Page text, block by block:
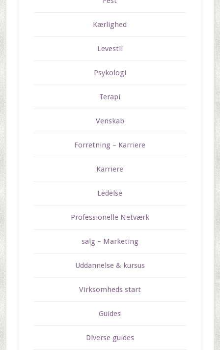
Kærlighed
Levestil
Psykologi
Terapi
Venskab
Forretning – Karriere
Karriere
Ledelse
Professionelle Netværk
salg – Marketing
Uddannelse & kursus
Virksomheds start
Guides
Diverse guides